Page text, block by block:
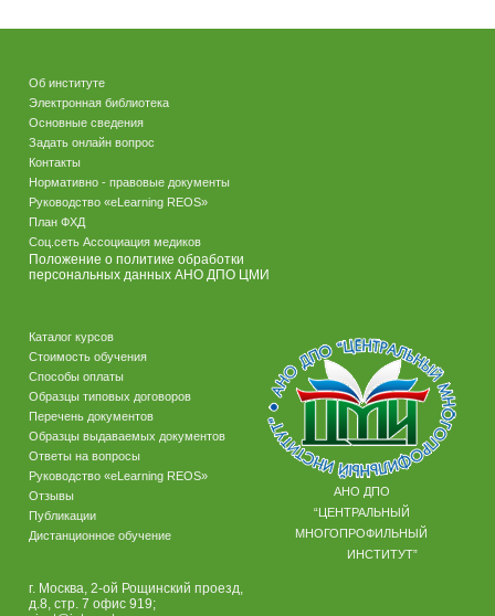
Об институте
Электронная библиотека
Основные сведения
Задать онлайн вопрос
Контакты
Нормативно - правовые документы
Руководство «eLearning REOS»
План ФХД
Соц.сеть Ассоциация медиков
Положение о политике обработки
персональных данных АНО ДПО ЦМИ
Каталог курсов
Стоимость обучения
Способы оплаты
Образцы типовых договоров
Перечень документов
Образцы выдаваемых документов
Ответы на вопросы
Руководство «eLearning REOS»
Отзывы
Публикации
Дистанционное обучение
г. Москва, 2-ой Рощинский проезд,
д.8, стр. 7 офис 919;
АНО ДПО
“ЦЕНТРАЛЬНЫЙ
МНОГОПРОФИЛЬНЫЙ
ИНСТИТУТ”